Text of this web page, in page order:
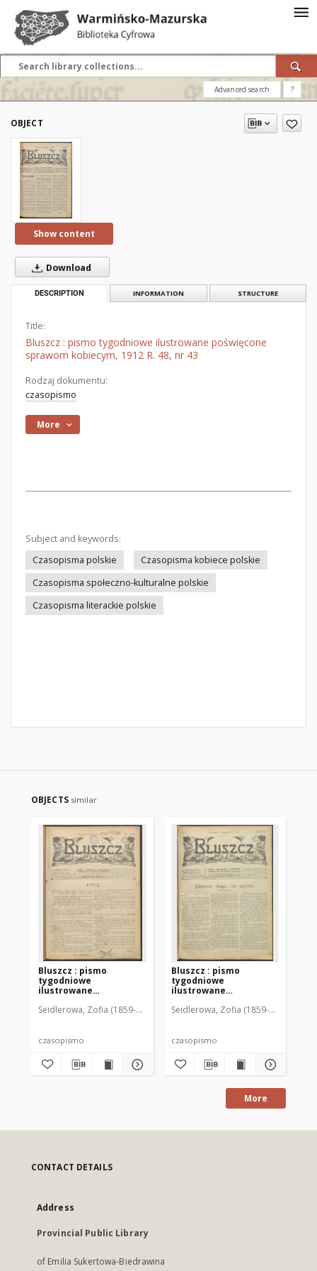
Advanced search ?
OBJECT
Show content
Download
DESCRIPTION INFORMATION STRUCTURE
Title:
Bluszcz : pismo tygodniowe ilustrowane poświęcone
sprawom kobiecym, 1912 R. 48, nr 43
Rodzaj dokumentu:
czasopismo
More
Subject and keywords:
Czasopisma polskie
Czasopisma kobiece polskie
Czasopisma społeczno-kulturalne polskie
Czasopisma literackie polskie
OBJECTS similar
Bluszcz : pismo
tygodniowe
ilustrowane
kobiecym, 1912 R. 48, nr
Seidlerowa, Zofia (1859-1919). Red. i Wyd.
czasopismo
Bluszcz : pismo
tygodniowe
ilustrowane
kobiecym, 1912 R. 48, nr
Seidlerowa, Zofia (1859-1919). Red.
czasopismo
More
CONTACT DETAILS
Address
Provincial Public Library
of Emilia Sukertowa-Biedrawina